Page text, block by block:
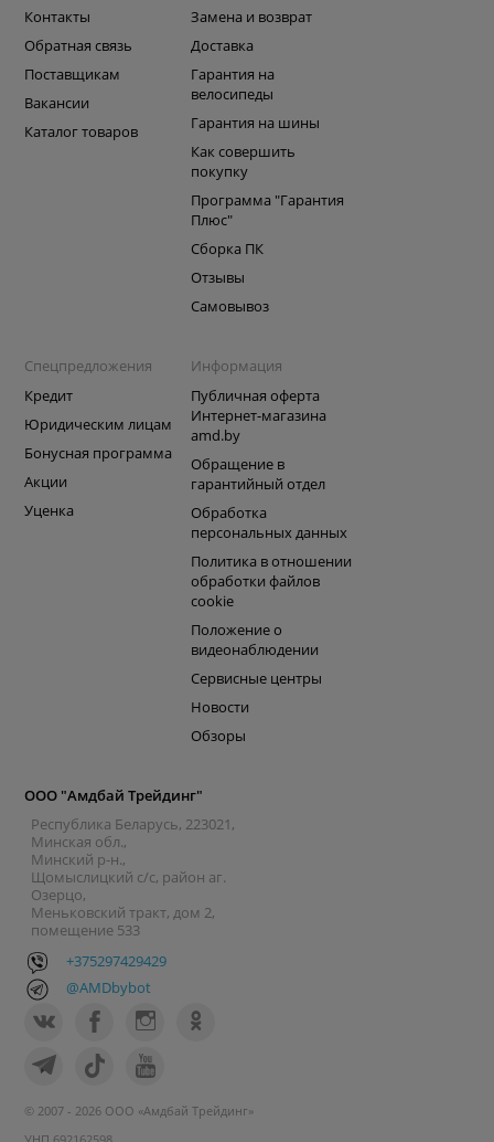
Контакты
Обратная связь
Поставщикам
Вакансии
Каталог товаров
Замена и возврат
Доставка
Гарантия на
велосипеды
Гарантия на шины
Как совершить
покупку
Программа "Гарантия
Плюс"
Сборка ПК
Отзывы
Самовывоз
Спецпредложения
Кредит
Юридическим лицам
Бонусная программа
Акции
Уценка
Информация
Публичная оферта
Интернет-магазина
amd.by
Обращение в
гарантийный отдел
Обработка
персональных данных
Политика в отношении
обработки файлов
cookie
Положение о
видеонаблюдении
Сервисные центры
Новости
Обзоры
ООО "Амдбай Трейдинг"
Республика Беларусь, 223021,
Минская обл.,
Минский р-н.,
Щомыслицкий с/с, район аг.
Озерцо,
Меньковский тракт, дом 2,
помещение 533
+375297429429
@AMDbybot
© 2007 - 2026 ООО «Амдбай Трейдинг»